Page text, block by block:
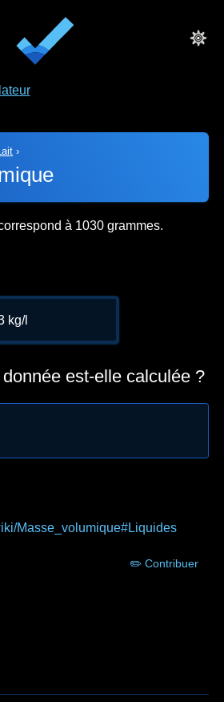
›
à 1030 grammes.
kg/l
est-elle calculée ?
Masse_volumique#Liquides
✏️ Contribuer